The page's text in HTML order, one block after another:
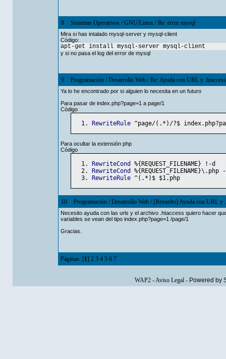
8 Sistemas Operativos/GNU/Linux/Re: error mysql
Mira si has intalado mysql-server y mysql-client
Código:
apt-get install mysql-server mysql-client
y si no pasa el log del error de mysql
9 Programación/Desarrollo Web/Re: Ayuda con URL y .htaccess
Ya lo he encontrado por si alguien lo necesita en un futuro
Para pasar de index.php?page=1 a page/1
Código
RewriteRule ^page/(.*)/?$
Para ocultar la extensión php
Código
RewriteCond
%{REQUEST_FILENAME} !-d
RewriteCond
%{REQUEST_FILENAME}\.php
RewriteRule ^(.*)$ $1.php
10 Programación/Desarrollo Web/ [Resuelto] Ayuda con URL y
Necesito ayuda con las urls y el archivo .htaccess quiero hacer
variables se vean del tipo index.php?page=1 /page/1
Gracias.
Páginas: [1] 2 3 4 5 6 7
WAP2-Aviso Legal- Powered by